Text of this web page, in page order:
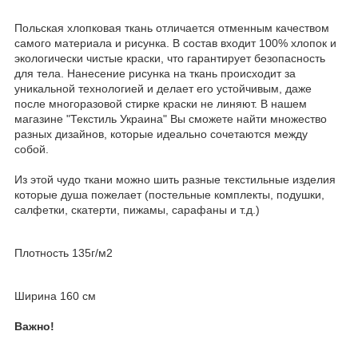
Польская хлопковая ткань отличается отменным качеством
самого материала и рисунка. В состав входит 100% хлопок и
экологически чистые краски, что гарантирует безопасность
для тела. Нанесение рисунка на ткань происходит за
уникальной технологией и делает его устойчивым, даже
после многоразовой стирке краски не линяют. В нашем
магазине "Текстиль Украина" Вы сможете найти множество
разных дизайнов, которые идеально сочетаются между
собой.
Из этой чудо ткани можно шить разные текстильные изделия
которые душа пожелает (постельные комплекты, подушки,
салфетки, скатерти, пижамы, сарафаны и т.д.)
Плотность 135г/м2
Ширина 160 см
Важно!